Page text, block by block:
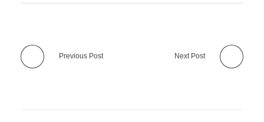
Previous Post Next Post